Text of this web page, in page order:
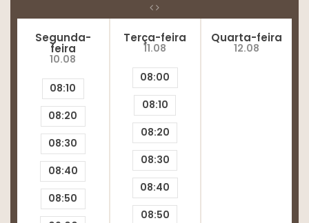
Segunda-
feira
10.08
08:10
08:20
08:30
08:40
08:50
Terça-feira
11.08
08:00
08:10
08:20
08:30
08:40
08:50
Quarta-feira
12.08